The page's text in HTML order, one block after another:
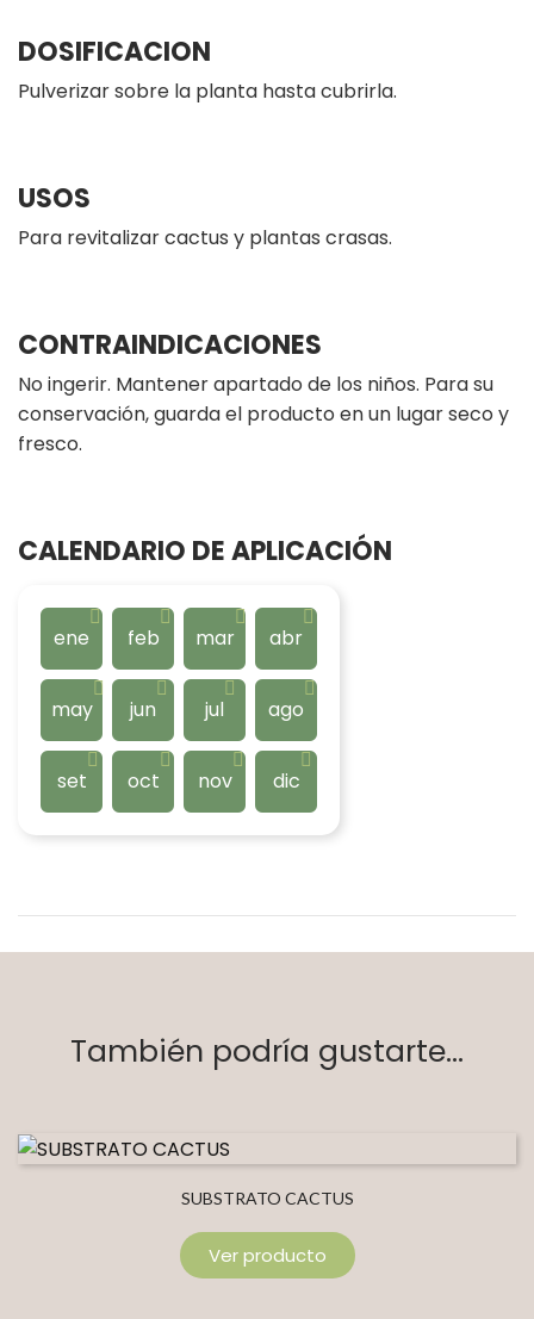
DOSIFICACION
Pulverizar sobre la planta hasta cubrirla.
USOS
Para revitalizar cactus y plantas crasas.
CONTRAINDICACIONES
No ingerir. Mantener apartado de los niños. Para su
conservación, guarda el producto en un lugar seco y
fresco.
CALENDARIO DE APLICACIÓN
ene feb mar abr
may jun jul ago
set oct nov dic
También podría gustarte...
SUBSTRATO CACTUS
Ver producto